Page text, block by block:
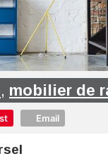
, mobilier de
Email